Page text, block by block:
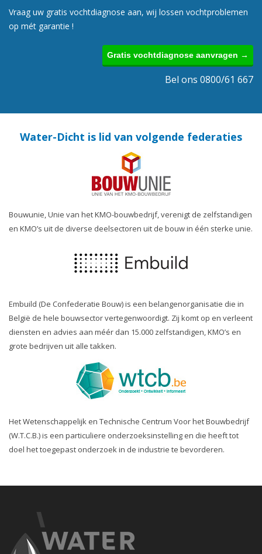
Vraag uw gratis vochtdiagnose aan, wij lossen vochtproblemen
op mét garantie !
Gratis vochtdiagnose aanvragen →
Bel ons 0800/61 667
Water-Dicht is lid van volgende federaties
Bouwunie, Unie van het KMO-bouwbedrijf, verenigt de zelfstandigen
en KMO’s uit de diverse deelsectoren uit de bouw in één sterke unie.
Embuild (De Confederatie Bouw) is een belangenorganisatie die in
België de hele bouwsector vertegenwoordigt. Zij komt op en verleent
diensten en advies aan méér dan 15.000 zelfstandigen, KMO’s en
grote bedrijven uit alle takken.
Het Wetenschappelijk en Technische Centrum Voor het Bouwbedrijf
(W.T.C.B.) is een particuliere onderzoeksinstelling en die heeft tot
doel het toegepast onderzoek in de industrie te bevorderen.